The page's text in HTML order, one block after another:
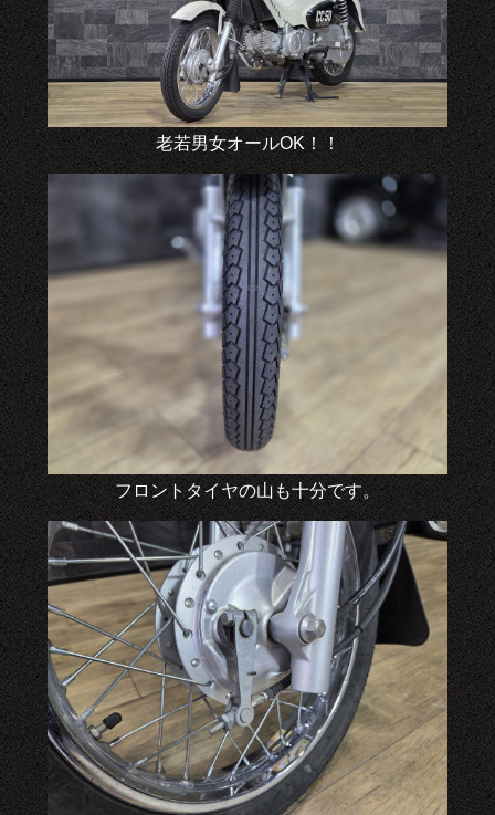
老若男女オールOK！！
フロントタイヤの山も十分です。